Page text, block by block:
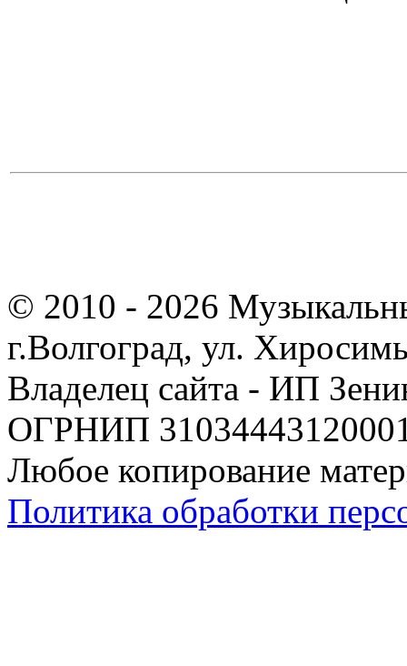
© 2010 - 2026
г.Волгоград, ул.
Владелец сайта - ИП
ОГРНИП
Любое копирование
Политика обработки